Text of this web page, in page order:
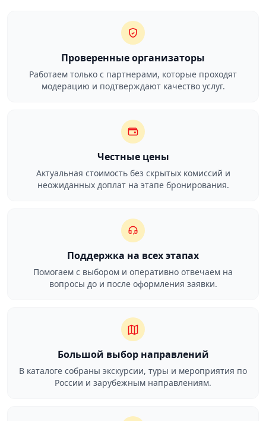
Проверенные организаторы
Работаем только с партнерами, которые проходят
модерацию и подтверждают качество услуг.
Честные цены
Актуальная стоимость без скрытых комиссий и
неожиданных доплат на этапе бронирования.
Поддержка на всех этапах
Помогаем с выбором и оперативно отвечаем на
вопросы до и после оформления заявки.
Большой выбор направлений
В каталоге собраны экскурсии, туры и мероприятия по
России и зарубежным направлениям.